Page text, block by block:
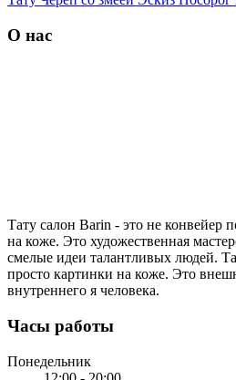
О нас
Тату салон Barin - это не конвейер
на коже. Это художественная
смелые идеи талантливых людей.
просто картинки на коже. Это
внутреннего я человека.
Часы работы
Понедельник